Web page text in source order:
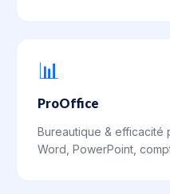
📊
ProOffice
Bureautique & efficacité
Word, PowerPoint,